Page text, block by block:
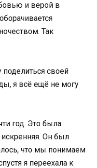
и верой в
Так
поделиться своей
я всё ещё не могу
год. Это была
Он был
что мы понимаем
я переехала к